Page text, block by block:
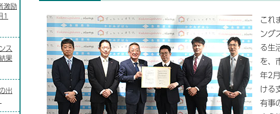
これ
ング
る生
を、
年2
ける
有事
激励
1
ス
果
出